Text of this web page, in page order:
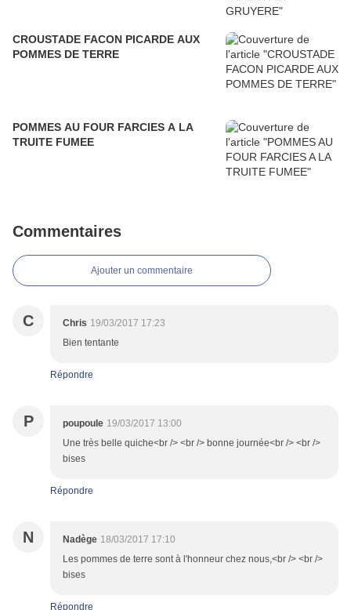
CROUSTADE FACON PICARDE AUX
POMMES DE TERRE
POMMES AU FOUR FARCIES A LA
TRUITE FUMEE
Commentaires
Ajouter un commentaire
C Chris 19/03/2017 17:23
Bien tentante
Répondre
P poupoule 19/03/2017 13:00
Une très belle quiche<br /> <br /> bonne journée<br /> <br />
bises
Répondre
N Nadège 18/03/2017 17:10
Les pommes de terre sont à l'honneur chez nous,<br /> <br />
bises
Répondre